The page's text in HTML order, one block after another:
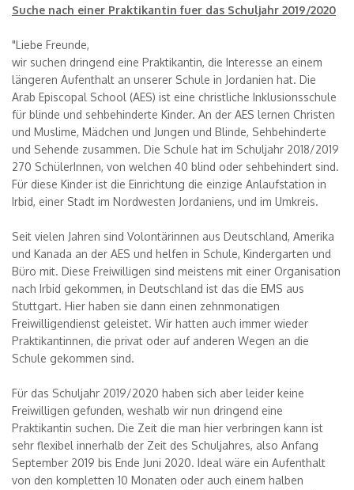
Suche nach einer Praktikantin fuer das Schuljahr 2019/2020
"Liebe Freunde,
wir suchen dringend eine Praktikantin, die Interesse an einem
längeren Aufenthalt an unserer Schule in Jordanien hat. Die
Arab Episcopal School (AES) ist eine christliche Inklusionsschule
für blinde und sehbehinderte Kinder. An der AES lernen Christen
und Muslime, Mädchen und Jungen und Blinde, Sehbehinderte
und Sehende zusammen. Die Schule hat im Schuljahr 2018/2019
270 SchülerInnen, von welchen 40 blind oder sehbehindert sind.
Für diese Kinder ist die Einrichtung die einzige Anlaufstation in
Irbid, einer Stadt im Nordwesten Jordaniens, und im Umkreis.
Seit vielen Jahren sind Volontärinnen aus Deutschland, Amerika
und Kanada an der AES und helfen in Schule, Kindergarten und
Büro mit. Diese Freiwilligen sind meistens mit einer Organisation
nach Irbid gekommen, in Deutschland ist das die EMS aus
Stuttgart. Hier haben sie dann einen zehnmonatigen
Freiwilligendienst geleistet. Wir hatten auch immer wieder
Praktikantinnen, die privat oder auf anderen Wegen an die
Schule gekommen sind.
Für das Schuljahr 2019/2020 haben sich aber leider keine
Freiwilligen gefunden, weshalb wir nun dringend eine
Praktikantin suchen. Die Zeit die man hier verbringen kann ist
sehr flexibel innerhalb der Zeit des Schuljahres, also Anfang
September 2019 bis Ende Juni 2020. Ideal wäre ein Aufenthalt
von den kompletten 10 Monaten oder auch einem halben